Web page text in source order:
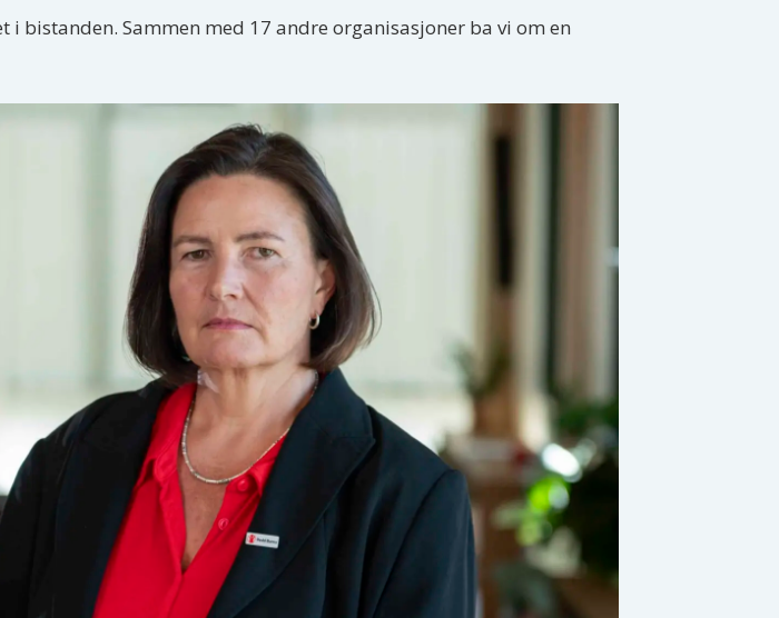
bistanden. Sammen med 17 andre organisasjoner ba vi om en